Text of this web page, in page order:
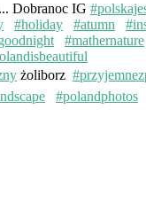
Dobranoc IG
#holiday #atumn
#mathernature
żoliborz
#polandphotos